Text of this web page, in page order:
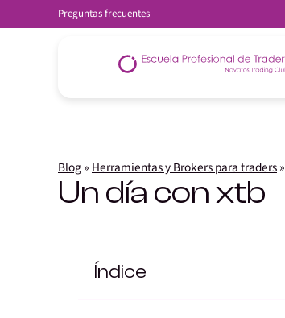
Preguntas frecuentes
Blog» Herramientas y Brokers para traders»
Un día con xtb
Índice